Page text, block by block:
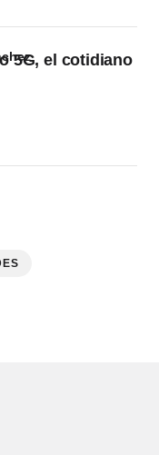
5G, el cotidiano